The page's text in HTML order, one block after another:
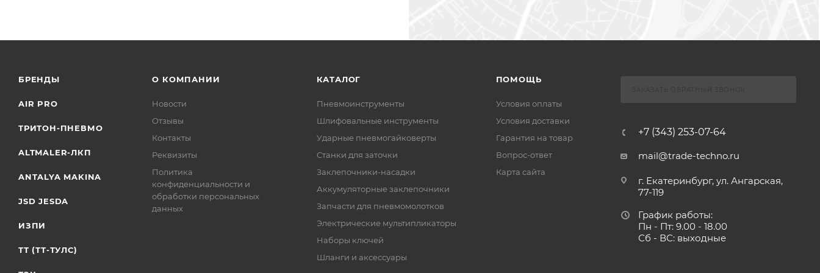
БРЕНДЫ
AIR PRO
ТРИТОН-ПНЕВМО
ALTMALER-ЛКП
ANTALYA MAKINA
JSD JESDA
ИЗПИ
ТТ (ТТ-ТУЛС)
О КОМПАНИИ
Новости
Отзывы
Контакты
Реквизиты
Политика
конфиденциальности и
обработки персональных
данных
КАТАЛОГ
Пневмоинструменты
Шлифовальные инструменты
Ударные пневмогайковерты
Станки для заточки
Заклепочники-насадки
Аккумуляторные заклепочники
Запчасти для пневмомолотков
Электрические мультипликаторы
Наборы ключей
Шланги и аксессуары
ПОМОЩЬ
Условия оплаты
Условия доставки
Гарантия на товар
Вопрос-ответ
Карта сайта
+7 (343) 253-07-64
mail@trade-techno.ru
г. Екатеринбург, ул. Ангарская,
77-119
График работы:
Пн - Пт: 9.00 - 18.00
Сб - ВС: выходные